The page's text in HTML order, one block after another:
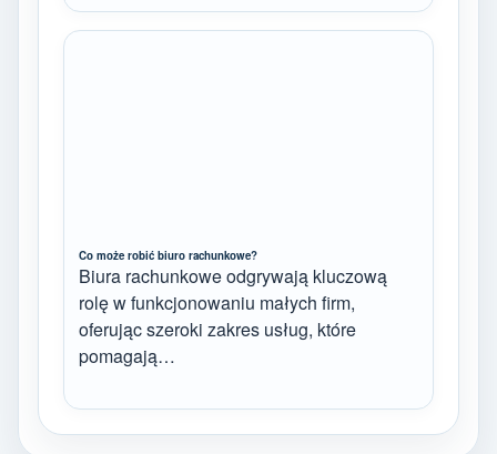
Co może robić biuro rachunkowe?
Biura rachunkowe odgrywają kluczową
rolę w funkcjonowaniu małych firm,
oferując szeroki zakres usług, które
pomagają…